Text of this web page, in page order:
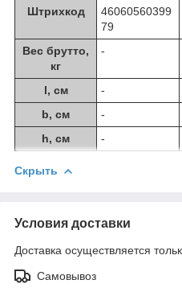
Штрихкод
46060560399
79
Вес брутто,
кг
-
l, см -
b, см
-
h, см
-
Скрыть
Условия доставки
Доставка осуществляется
Самовывоз